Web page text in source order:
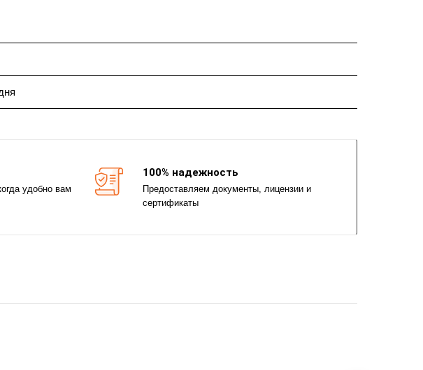
удобно вам
100% надежность
Предоставляем документы, лицензии и
сертификаты